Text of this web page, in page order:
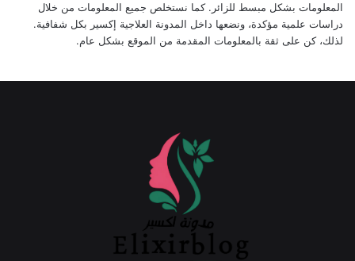
المعلومات بشكل مبسط للزائر. كما نستخلص جميع المعلومات من خلال
دراسات علمية مؤكدة، ونضعها داخل المدونة العلاجية إكسير بكل شفافية.
لذلك، كن على ثقة بالمعلومات المقدمة من الموقع بشكل عام.